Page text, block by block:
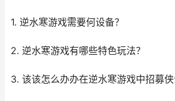
1. 逆水寒游戏需要何设备？
2. 逆水寒游戏有哪些特色玩法？
3. 该该怎么办办在逆水寒游戏中招募侠